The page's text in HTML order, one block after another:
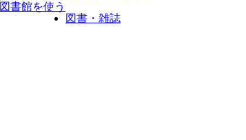
図書館を使う
図書・雑誌